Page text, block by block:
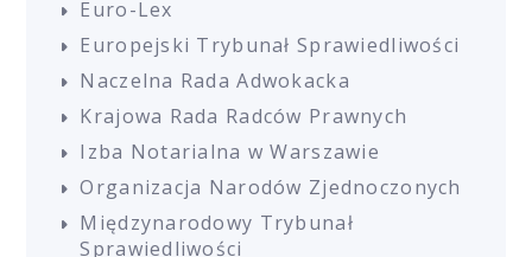
Euro-Lex
Europejski Trybunał Sprawiedliwości
Naczelna Rada Adwokacka
Krajowa Rada Radców Prawnych
Izba Notarialna w Warszawie
Organizacja Narodów Zjednoczonych
Międzynarodowy Trybunał
Sprawiedliwości